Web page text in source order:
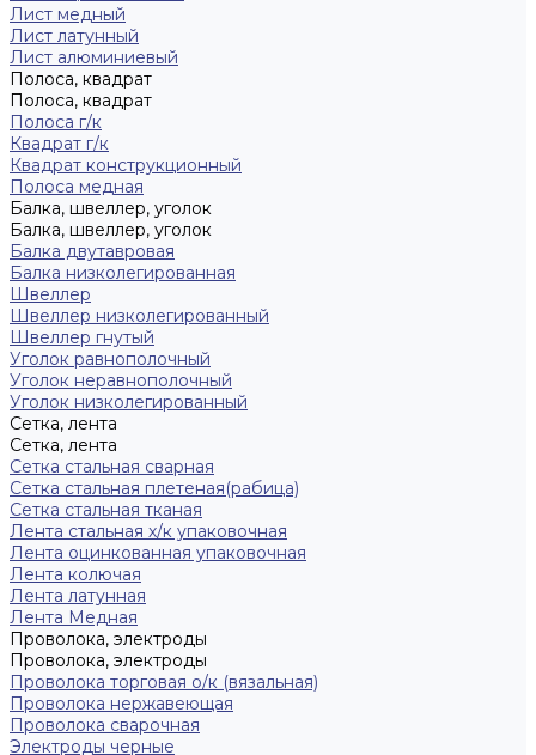
Лист медный
Лист латунный
Лист алюминиевый
Полоса, квадрат
Полоса, квадрат
Полоса г/к
Квадрат г/к
Квадрат конструкционный
Полоса медная
Балка, швеллер, уголок
Балка, швеллер, уголок
Балка двутавровая
Балка низколегированная
Швеллер
Швеллер низколегированный
Швеллер гнутый
Уголок равнополочный
Уголок неравнополочный
Уголок низколегированный
Сетка, лента
Сетка, лента
Сетка стальная сварная
Сетка стальная плетеная(рабица)
Сетка стальная тканая
Лента стальная х/к упаковочная
Лента оцинкованная упаковочная
Лента колючая
Лента латунная
Лента Медная
Проволока, электроды
Проволока, электроды
Проволока торговая о/к (вязальная)
Проволока нержавеющая
Проволока сварочная
Электроды черные